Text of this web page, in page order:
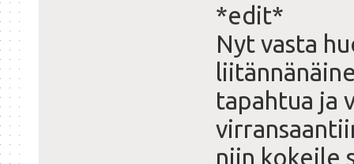
*edit*
Nyt vasta
tapahtua ja
niin kokeile